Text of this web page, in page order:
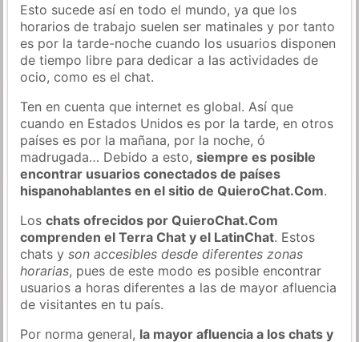
Esto sucede así en todo el mundo, ya que los
horarios de trabajo suelen ser matinales y por tanto
es por la tarde-noche cuando los usuarios disponen
de tiempo libre para dedicar a las actividades de
ocio, como es el chat.
Ten en cuenta que internet es global. Así que
cuando en Estados Unidos es por la tarde, en otros
países es por la mañana, por la noche, ó
madrugada… Debido a esto,siempre es posible
encontrar usuarios conectados de países
hispanohablantes en el sitio de QuieroChat.Com.
Loschats ofrecidos por QuieroChat.Com
comprenden el Terra Chat y el LatinChat. Estos
chats yson accesibles desde diferentes zonas
horarias, pues de este modo es posible encontrar
usuarios a horas diferentes a las de mayor afluencia
de visitantes en tu país.
Por norma general, la mayor afluencia a los chats y